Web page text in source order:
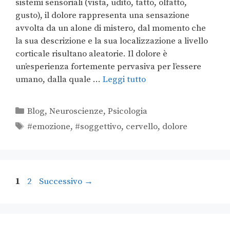
sistemi sensoriali (vista, udito, tatto, olfatto,
gusto), il dolore rappresenta una sensazione
avvolta da un alone di mistero, dal momento che
la sua descrizione e la sua localizzazione a livello
corticale risultano aleatorie. Il dolore è
un’esperienza fortemente pervasiva per l’essere
umano, dalla quale … Leggi tutto
Blog,Neuroscienze,Psicologia
#emozione, #soggettivo, cervello, dolore
1 2 Successivo →